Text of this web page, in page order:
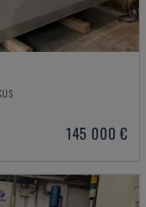
145 000 €